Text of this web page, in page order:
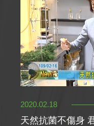
2020.02.18
天然抗菌不傷身